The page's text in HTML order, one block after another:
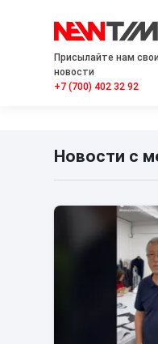
Присылайте нам свои
новости
+7 (700) 402 32 92
Новости с